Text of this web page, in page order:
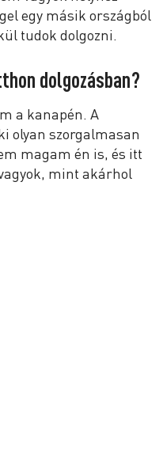
egy másik országból
tudok dolgozni.
dolgozásban?
a kanapén. A
olyan szorgalmasan
magam én is, és itt
mint akárhol